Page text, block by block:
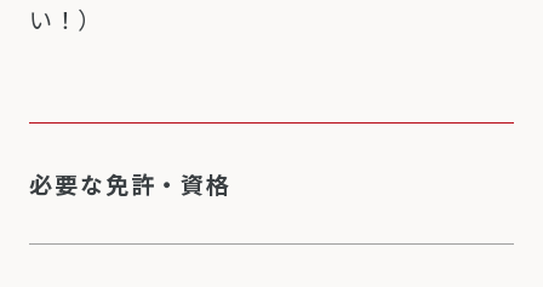
い！）
必要な免許・資格